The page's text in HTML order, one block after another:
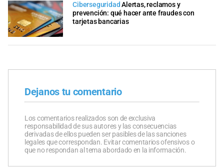
CiberseguridadAlertas, reclamos y
prevención: qué hacer ante fraudes con
tarjetas bancarias
Dejanos tu comentario
Los comentarios realizados son de exclusiva
responsabilidad de sus autores y las consecuencias
derivadas de ellos pueden ser pasibles de las sanciones
legales que correspondan. Evitar comentarios ofensivos o
que no respondan al tema abordado en la información.